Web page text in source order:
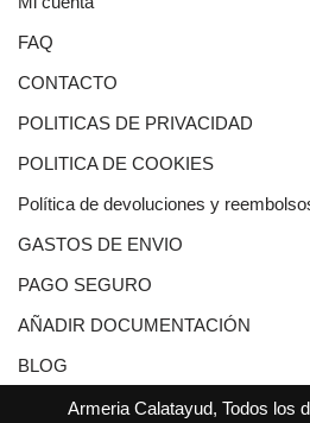
FAQ
CONTACTO
POLITICAS DE PRIVACIDAD
POLITICA DE COOKIES
Política de devoluciones y
GASTOS DE ENVIO
PAGO SEGURO
AÑADIR DOCUMENTACIÓN
BLOG
Armeria Calatayud, Todos los